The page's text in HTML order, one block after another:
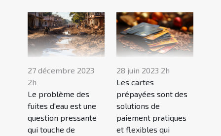
27 décembre 2023
2h
Le problème des
fuites d'eau est une
question pressante
qui touche de
28 juin 2023 2h
Les cartes
prépayées sont des
solutions de
paiement pratiques
et flexibles qui